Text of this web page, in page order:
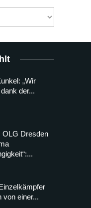
„Wir
der...
OLG Dresden
von einer...